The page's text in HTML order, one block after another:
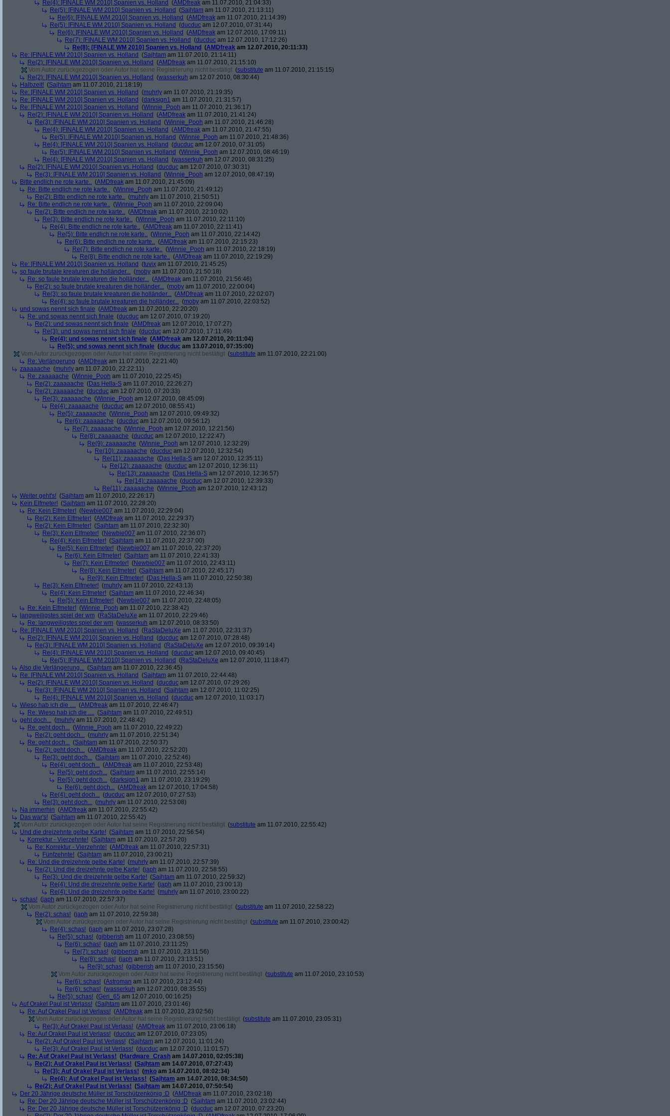
Re(4): [FINALE WM 2010] Spanien vs. Holland (AMDfreak am 11.07.2010, 21:04:33)
Re(5): [FINALE WM 2010] Spanien vs. Holland (Sajhtam am 11.07.2010, 21:13:11)
Re(6): [FINALE WM 2010] Spanien vs. Holland (AMDfreak am 11.07.2010, 21:14:39)
Re(5): [FINALE WM 2010] Spanien vs. Holland (ducduc am 12.07.2010, 07:31:44)
Re(6): [FINALE WM 2010] Spanien vs. Holland (AMDfreak am 12.07.2010, 17:09:11)
Re(7): [FINALE WM 2010] Spanien vs. Holland (ducduc am 12.07.2010, 17:12:26)
Re(8): [FINALE WM 2010] Spanien vs. Holland (AMDfreak am 12.07.2010, 20:11:33)
Re: [FINALE WM 2010] Spanien vs. Holland (Sajhtam am 11.07.2010, 21:14:11)
Re(2): [FINALE WM 2010] Spanien vs. Holland (AMDfreak am 11.07.2010, 21:15:10)
Vom Autor zurückgezogen oder Autor hat seine Registrierung nicht bestätigt (substitute am 11.07.2010, 21:15:15)
Re(2): [FINALE WM 2010] Spanien vs. Holland (wasserkuh am 12.07.2010, 08:30:44)
Halbzeit! (Sajhtam am 11.07.2010, 21:18:19)
Re: [FINALE WM 2010] Spanien vs. Holland (muhrly am 11.07.2010, 21:19:35)
Re: [FINALE WM 2010] Spanien vs. Holland (darksign1 am 11.07.2010, 21:31:57)
Re: [FINALE WM 2010] Spanien vs. Holland (Winnie_Pooh am 11.07.2010, 21:36:17)
Re(2): [FINALE WM 2010] Spanien vs. Holland (AMDfreak am 11.07.2010, 21:41:24)
Re(3): [FINALE WM 2010] Spanien vs. Holland (Winnie_Pooh am 11.07.2010, 21:46:28)
Re(4): [FINALE WM 2010] Spanien vs. Holland (AMDfreak am 11.07.2010, 21:47:55)
Re(5): [FINALE WM 2010] Spanien vs. Holland (Winnie_Pooh am 11.07.2010, 21:48:36)
Re(4): [FINALE WM 2010] Spanien vs. Holland (ducduc am 12.07.2010, 07:31:05)
Re(5): [FINALE WM 2010] Spanien vs. Holland (Winnie_Pooh am 12.07.2010, 08:46:19)
Re(4): [FINALE WM 2010] Spanien vs. Holland (wasserkuh am 12.07.2010, 08:31:25)
Re(2): [FINALE WM 2010] Spanien vs. Holland (ducduc am 12.07.2010, 07:30:31)
Re(3): [FINALE WM 2010] Spanien vs. Holland (Winnie_Pooh am 12.07.2010, 08:47:19)
Bitte endlich ne rote karte.. (AMDfreak am 11.07.2010, 21:45:09)
Re: Bitte endlich ne rote karte.. (Winnie_Pooh am 11.07.2010, 21:49:12)
Re(2): Bitte endlich ne rote karte.. (muhrly am 11.07.2010, 21:50:51)
Re: Bitte endlich ne rote karte.. (Winnie_Pooh am 11.07.2010, 22:09:04)
Re(2): Bitte endlich ne rote karte.. (AMDfreak am 11.07.2010, 22:10:02)
Re(3): Bitte endlich ne rote karte.. (Winnie_Pooh am 11.07.2010, 22:11:10)
Re(4): Bitte endlich ne rote karte.. (AMDfreak am 11.07.2010, 22:11:41)
Re(5): Bitte endlich ne rote karte.. (Winnie_Pooh am 11.07.2010, 22:14:42)
Re(6): Bitte endlich ne rote karte.. (AMDfreak am 11.07.2010, 22:15:23)
Re(7): Bitte endlich ne rote karte.. (Winnie_Pooh am 11.07.2010, 22:18:19)
Re(8): Bitte endlich ne rote karte.. (AMDfreak am 11.07.2010, 22:19:29)
Re: [FINALE WM 2010] Spanien vs. Holland (tuvix am 11.07.2010, 21:45:25)
so faule brutale kreaturen die holländer... (moby am 11.07.2010, 21:50:18)
Re: so faule brutale kreaturen die holländer... (AMDfreak am 11.07.2010, 21:56:46)
Re(2): so faule brutale kreaturen die holländer... (moby am 11.07.2010, 22:00:04)
Re(3): so faule brutale kreaturen die holländer... (AMDfreak am 11.07.2010, 22:02:07)
Re(4): so faule brutale kreaturen die holländer... (moby am 11.07.2010, 22:03:52)
und sowas nennt sich finale (AMDfreak am 11.07.2010, 22:20:20)
Re: und sowas nennt sich finale (ducduc am 12.07.2010, 07:19:20)
Re(2): und sowas nennt sich finale (AMDfreak am 12.07.2010, 17:07:27)
Re(3): und sowas nennt sich finale (ducduc am 12.07.2010, 17:11:49)
Re(4): und sowas nennt sich finale (AMDfreak am 12.07.2010, 20:11:04)
Re(5): und sowas nennt sich finale (ducduc am 13.07.2010, 07:35:00)
Vom Autor zurückgezogen oder Autor hat seine Registrierung nicht bestätigt (substitute am 11.07.2010, 22:21:00)
Re: Verlängerung (AMDfreak am 11.07.2010, 22:21:40)
zaaaaache (muhrly am 11.07.2010, 22:22:11)
Re: zaaaaache (Winnie_Pooh am 11.07.2010, 22:25:45)
Re(2): zaaaaache (Das Hella-S am 11.07.2010, 22:26:27)
Re(2): zaaaaache (ducduc am 12.07.2010, 07:20:33)
Re(3): zaaaaache (Winnie_Pooh am 12.07.2010, 08:45:09)
Re(4): zaaaaache (ducduc am 12.07.2010, 08:55:41)
Re(5): zaaaaache (Winnie_Pooh am 12.07.2010, 09:49:32)
Re(6): zaaaaache (ducduc am 12.07.2010, 09:56:12)
Re(7): zaaaaache (Winnie_Pooh am 12.07.2010, 12:21:56)
Re(8): zaaaaache (ducduc am 12.07.2010, 12:22:47)
Re(9): zaaaaache (Winnie_Pooh am 12.07.2010, 12:32:29)
Re(10): zaaaaache (ducduc am 12.07.2010, 12:32:54)
Re(11): zaaaaache (Das Hella-S am 12.07.2010, 12:35:11)
Re(12): zaaaaache (ducduc am 12.07.2010, 12:36:11)
Re(13): zaaaaache (Das Hella-S am 12.07.2010, 12:36:57)
Re(14): zaaaaache (ducduc am 12.07.2010, 12:39:33)
Re(11): zaaaaache (Winnie_Pooh am 12.07.2010, 12:43:12)
Weiter geht's! (Sajhtam am 11.07.2010, 22:26:17)
Kein Elfmeter! (Sajhtam am 11.07.2010, 22:28:20)
Re: Kein Elfmeter! (Newbie007 am 11.07.2010, 22:29:04)
Re(2): Kein Elfmeter! (AMDfreak am 11.07.2010, 22:29:37)
Re(2): Kein Elfmeter! (Sajhtam am 11.07.2010, 22:32:30)
Re(3): Kein Elfmeter! (Newbie007 am 11.07.2010, 22:36:07)
Re(4): Kein Elfmeter! (Sajhtam am 11.07.2010, 22:37:00)
Re(5): Kein Elfmeter! (Newbie007 am 11.07.2010, 22:37:20)
Re(6): Kein Elfmeter! (Sajhtam am 11.07.2010, 22:41:33)
Re(7): Kein Elfmeter! (Newbie007 am 11.07.2010, 22:43:11)
Re(8): Kein Elfmeter! (Sajhtam am 11.07.2010, 22:45:17)
Re(9): Kein Elfmeter! (Das Hella-S am 11.07.2010, 22:50:38)
Re(3): Kein Elfmeter! (muhrly am 11.07.2010, 22:43:13)
Re(4): Kein Elfmeter! (Sajhtam am 11.07.2010, 22:46:34)
Re(5): Kein Elfmeter! (Newbie007 am 11.07.2010, 22:48:05)
Re: Kein Elfmeter! (Winnie_Pooh am 11.07.2010, 22:38:42)
langweiligstes spiel der wm (RaStaDeluXe am 11.07.2010, 22:29:46)
Re: langweiligstes spiel der wm (wasserkuh am 12.07.2010, 08:33:50)
Re: [FINALE WM 2010] Spanien vs. Holland (RaStaDeluXe am 11.07.2010, 22:31:37)
Re(2): [FINALE WM 2010] Spanien vs. Holland (ducduc am 12.07.2010, 07:28:48)
Re(3): [FINALE WM 2010] Spanien vs. Holland (RaStaDeluXe am 12.07.2010, 09:39:14)
Re(4): [FINALE WM 2010] Spanien vs. Holland (ducduc am 12.07.2010, 09:40:45)
Re(5): [FINALE WM 2010] Spanien vs. Holland (RaStaDeluXe am 12.07.2010, 11:18:47)
Also die Verlängerung... (Sajhtam am 11.07.2010, 22:36:45)
Re: [FINALE WM 2010] Spanien vs. Holland (Sajhtam am 11.07.2010, 22:44:48)
Re(2): [FINALE WM 2010] Spanien vs. Holland (ducduc am 12.07.2010, 07:29:26)
Re(3): [FINALE WM 2010] Spanien vs. Holland (Sajhtam am 12.07.2010, 11:02:25)
Re(4): [FINALE WM 2010] Spanien vs. Holland (ducduc am 12.07.2010, 11:03:17)
Wieso hab ich die .... (AMDfreak am 11.07.2010, 22:46:47)
Re: Wieso hab ich die .... (Sajhtam am 11.07.2010, 22:49:51)
geht doch... (muhrly am 11.07.2010, 22:48:42)
Re: geht doch... (Winnie_Pooh am 11.07.2010, 22:49:22)
Re(2): geht doch... (muhrly am 11.07.2010, 22:51:34)
Re: geht doch... (Sajhtam am 11.07.2010, 22:50:37)
Re(2): geht doch... (AMDfreak am 11.07.2010, 22:52:20)
Re(3): geht doch... (Sajhtam am 11.07.2010, 22:52:46)
Re(4): geht doch... (AMDfreak am 11.07.2010, 22:53:48)
Re(5): geht doch... (Sajhtam am 11.07.2010, 22:55:14)
Re(5): geht doch... (darksign1 am 11.07.2010, 23:19:29)
Re(6): geht doch... (AMDfreak am 12.07.2010, 17:04:58)
Re(4): geht doch... (ducduc am 12.07.2010, 07:27:53)
Re(3): geht doch... (muhrly am 11.07.2010, 22:53:08)
Na immerhin (AMDfreak am 11.07.2010, 22:55:42)
Das war's! (Sajhtam am 11.07.2010, 22:55:42)
Vom Autor zurückgezogen oder Autor hat seine Registrierung nicht bestätigt (substitute am 11.07.2010, 22:55:42)
Und die dreizehnte gelbe Karte! (Sajhtam am 11.07.2010, 22:56:54)
Korrektur - Vierzehnte! (Sajhtam am 11.07.2010, 22:57:20)
Re: Korrektur - Vierzehnte! (AMDfreak am 11.07.2010, 22:57:31)
Fünfzehnte! (Sajhtam am 11.07.2010, 23:00:21)
Re: Und die dreizehnte gelbe Karte! (muhrly am 11.07.2010, 22:57:39)
Re(2): Und die dreizehnte gelbe Karte! (japh am 11.07.2010, 22:58:55)
Re(3): Und die dreizehnte gelbe Karte! (Sajhtam am 11.07.2010, 22:59:32)
Re(4): Und die dreizehnte gelbe Karte! (japh am 11.07.2010, 23:00:13)
Re(4): Und die dreizehnte gelbe Karte! (muhrly am 11.07.2010, 23:00:22)
schas! (japh am 11.07.2010, 22:57:37)
Vom Autor zurückgezogen oder Autor hat seine Registrierung nicht bestätigt (substitute am 11.07.2010, 22:58:22)
Re(2): schas! (japh am 11.07.2010, 22:59:38)
Vom Autor zurückgezogen oder Autor hat seine Registrierung nicht bestätigt (substitute am 11.07.2010, 23:00:42)
Re(4): schas! (japh am 11.07.2010, 23:07:28)
Re(5): schas! (gibberish am 11.07.2010, 23:08:55)
Re(6): schas! (japh am 11.07.2010, 23:11:25)
Re(7): schas! (gibberish am 11.07.2010, 23:11:56)
Re(8): schas! (japh am 11.07.2010, 23:13:51)
Re(9): schas! (gibberish am 11.07.2010, 23:15:56)
Vom Autor zurückgezogen oder Autor hat seine Registrierung nicht bestätigt (substitute am 11.07.2010, 23:10:53)
Re(6): schas! (Astroman am 11.07.2010, 23:12:44)
Re(6): schas! (wasserkuh am 12.07.2010, 08:35:55)
Re(5): schas! (Geri_65 am 12.07.2010, 00:16:25)
Auf Orakel Paul ist Verlass! (Sajhtam am 11.07.2010, 23:01:46)
Re: Auf Orakel Paul ist Verlass! (AMDfreak am 11.07.2010, 23:02:56)
Vom Autor zurückgezogen oder Autor hat seine Registrierung nicht bestätigt (substitute am 11.07.2010, 23:05:31)
Re(3): Auf Orakel Paul ist Verlass! (AMDfreak am 11.07.2010, 23:06:18)
Re: Auf Orakel Paul ist Verlass! (ducduc am 12.07.2010, 07:23:05)
Re(2): Auf Orakel Paul ist Verlass! (Sajhtam am 12.07.2010, 11:01:24)
Re(3): Auf Orakel Paul ist Verlass! (ducduc am 12.07.2010, 11:01:57)
Re: Auf Orakel Paul ist Verlass! (Hardware_Crash am 14.07.2010, 02:05:38)
Re(2): Auf Orakel Paul ist Verlass! (Sajhtam am 14.07.2010, 07:27:43)
Re(3): Auf Orakel Paul ist Verlass! (mko am 14.07.2010, 08:02:34)
Re(4): Auf Orakel Paul ist Verlass! (Sajhtam am 14.07.2010, 08:34:50)
Re(2): Auf Orakel Paul ist Verlass! (Sajhtam am 14.07.2010, 07:50:54)
Der 20 Jährige deutsche Müller ist Torschützenkönig :D (AMDfreak am 11.07.2010, 23:02:18)
Re: Der 20 Jährige deutsche Müller ist Torschützenkönig :D (Sajhtam am 11.07.2010, 23:02:44)
Re: Der 20 Jährige deutsche Müller ist Torschützenkönig :D (ducduc am 12.07.2010, 07:23:20)